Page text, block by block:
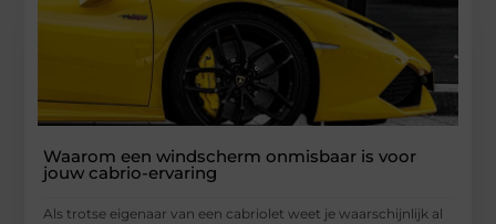
Waarom een windscherm onmisbaar is voor
jouw cabrio-ervaring
Als trotse eigenaar van een cabriolet weet je waarschijnlijk al